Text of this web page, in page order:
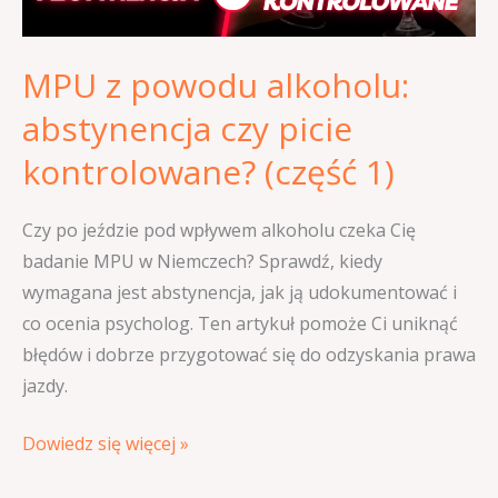
MPU z powodu alkoholu:
abstynencja czy picie
kontrolowane? (część 1)
Czy po jeździe pod wpływem alkoholu czeka Cię
badanie MPU w Niemczech? Sprawdź, kiedy
wymagana jest abstynencja, jak ją udokumentować i
co ocenia psycholog. Ten artykuł pomoże Ci uniknąć
błędów i dobrze przygotować się do odzyskania prawa
jazdy.
kontrolowane?
(część
1)
Dowiedz się więcej »